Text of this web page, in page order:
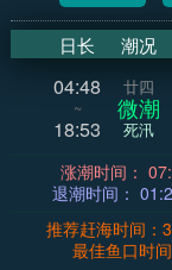
日长 潮况
04:48
~
18:53
廿四
微潮
死汛
涨
退潮
推荐赶海时间：
最佳鱼口时